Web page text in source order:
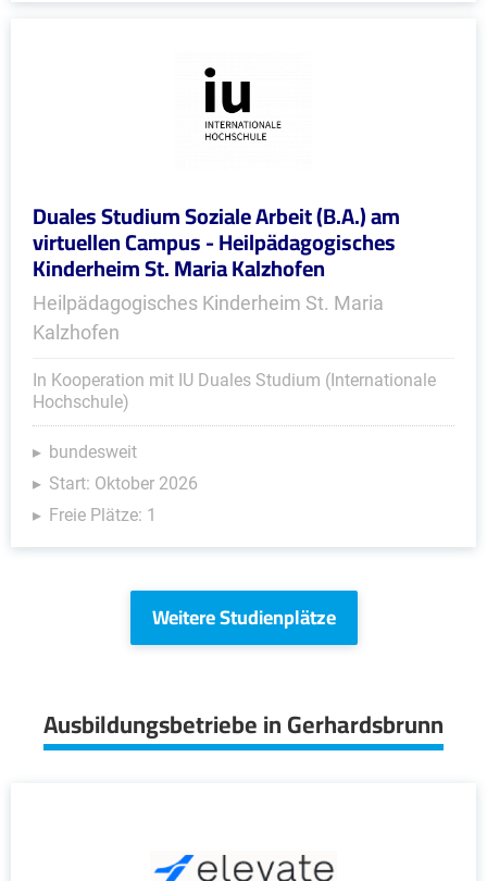
Duales Studium Soziale Arbeit (B.A.) am
virtuellen Campus - Heilpädagogisches
Kinderheim St. Maria Kalzhofen
Heilpädagogisches Kinderheim St. Maria
Kalzhofen
In Kooperation mit IU Duales Studium (Internationale
Hochschule)
bundesweit
Start: Oktober 2026
Freie Plätze: 1
Weitere Studienplätze
Ausbildungsbetriebe in Gerhardsbrunn